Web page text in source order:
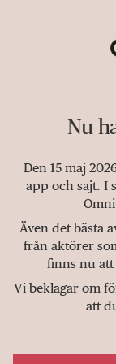
Nu
Den 15 maj
app och sajt. I
Även det bästa
från aktörer
finns nu att
Vi beklagar om
att